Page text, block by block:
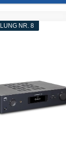
NR. 8